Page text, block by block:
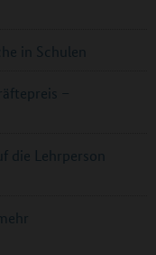
in Schulen
–
die Lehrperson